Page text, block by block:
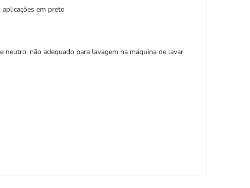
em preto
não adequado para lavagem na máquina de lavar